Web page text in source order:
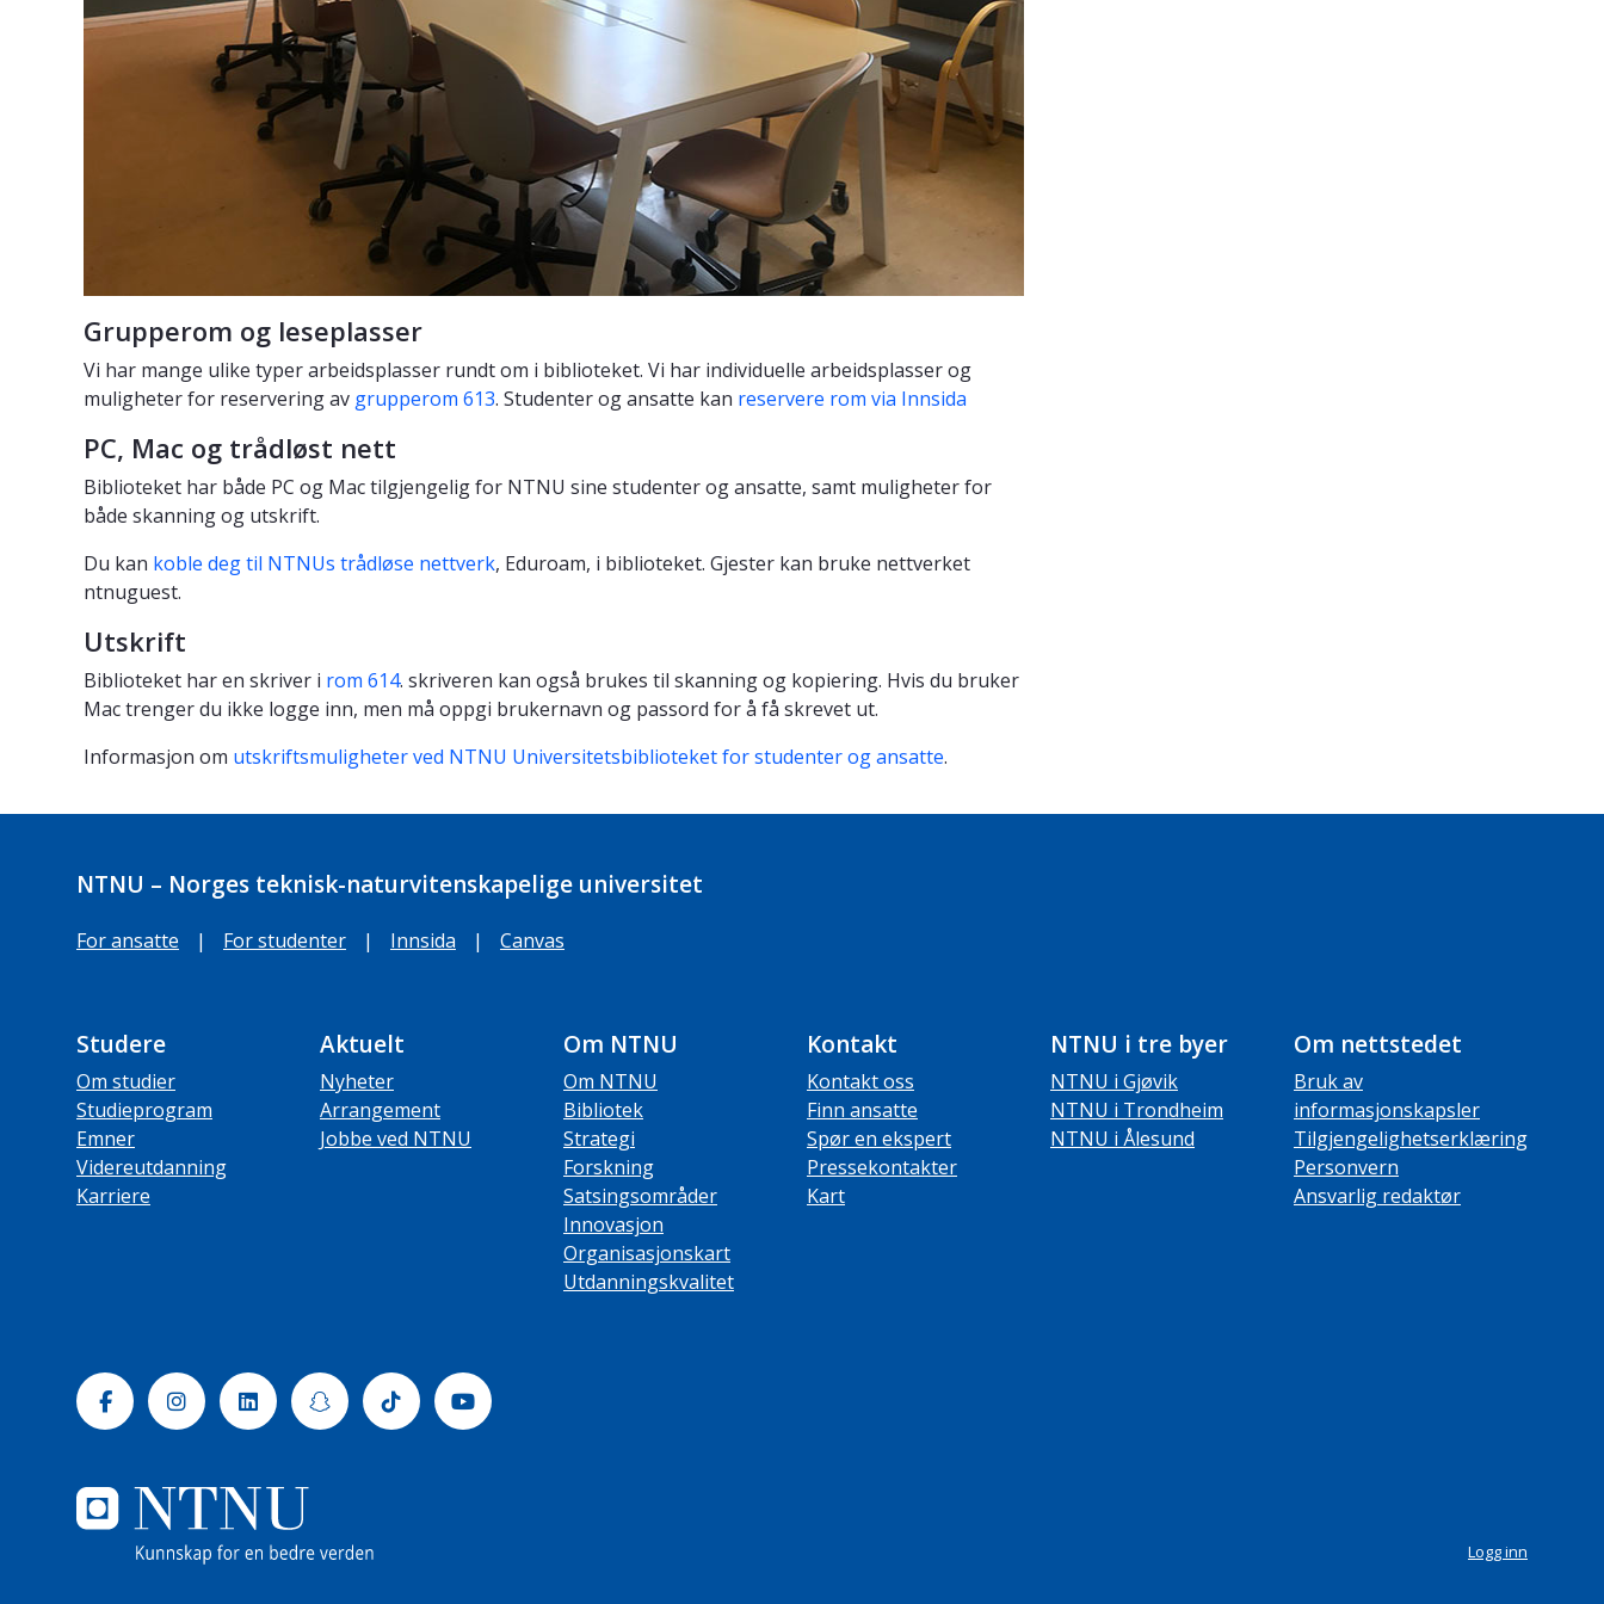
Grupperom og leseplasser
Vi har mange ulike typer arbeidsplasser rundt om i biblioteket. Vi har individuelle arbeidsplasser og
muligheter for reservering av grupperom 613. Studenter og ansatte kan reservere rom via Innsida
PC, Mac og trådløst nett
Biblioteket har både PC og Mac tilgjengelig for NTNU sine studenter og ansatte, samt muligheter for
både skanning og utskrift.
Du kan koble deg til NTNUs trådløse nettverk, Eduroam, i biblioteket. Gjester kan bruke nettverket
ntnuguest.
Utskrift
Biblioteket har en skriver i rom 614. skriveren kan også brukes til skanning og kopiering. Hvis du bruker
Mac trenger du ikke logge inn, men må oppgi brukernavn og passord for å få skrevet ut.
Informasjon om utskriftsmuligheter ved NTNU Universitetsbiblioteket for studenter og ansatte.
NTNU – Norges teknisk-naturvitenskapelige universitet
For ansatte | For studenter | Innsida | Canvas
Studere
Om studier
Studieprogram
Emner
Videreutdanning
Karriere
Aktuelt
Nyheter
Arrangement
Jobbe ved NTNU
Om NTNU
Om NTNU
Bibliotek
Strategi
Forskning
Satsingsområder
Innovasjon
Organisasjonskart
Utdanningskvalitet
Kontakt
Kontakt oss
Finn ansatte
Spør en ekspert
Pressekontakter
Kart
NTNU i tre byer
NTNU i Gjøvik
NTNU i Trondheim
NTNU i Ålesund
Om nettstedet
Bruk av
informasjonskapsler
Tilgjengelighetserklæring
Personvern
Ansvarlig redaktør
FacebookInstagramLinkedinSnapchatTiktok Youtube
Logg inn